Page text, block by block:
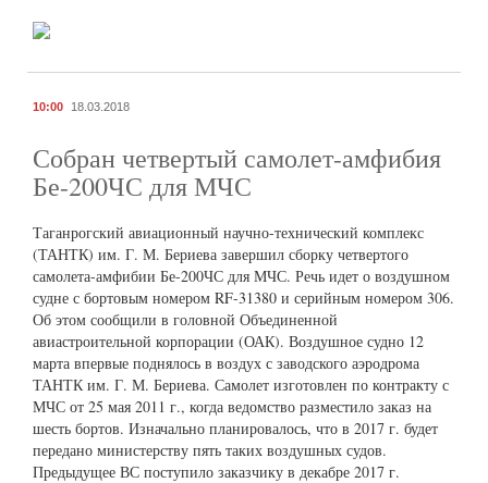
10:00 18.03.2018
Собран четвертый самолет-амфибия
Бе-200ЧС для МЧС
Таганрогский авиационный научно-технический комплекс
(ТАНТК) им. Г. М. Бериева завершил сборку четвертого
самолета-амфибии Бе-200ЧС для МЧС. Речь идет о воздушном
судне с бортовым номером RF-31380 и серийным номером 306.
Об этом сообщили в головной Объединенной
авиастроительной корпорации (ОАК). Воздушное судно 12
марта впервые поднялось в воздух с заводского аэродрома
ТАНТК им. Г. М. Бериева. Самолет изготовлен по контракту с
МЧС от 25 мая 2011 г., когда ведомство разместило заказ на
шесть бортов. Изначально планировалось, что в 2017 г. будет
передано министерству пять таких воздушных судов.
Предыдущее ВС поступило заказчику в декабре 2017 г.